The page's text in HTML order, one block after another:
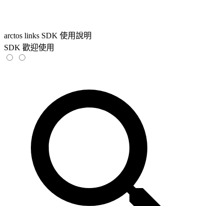
arctos links SDK 使用說明
SDK 歡迎使用